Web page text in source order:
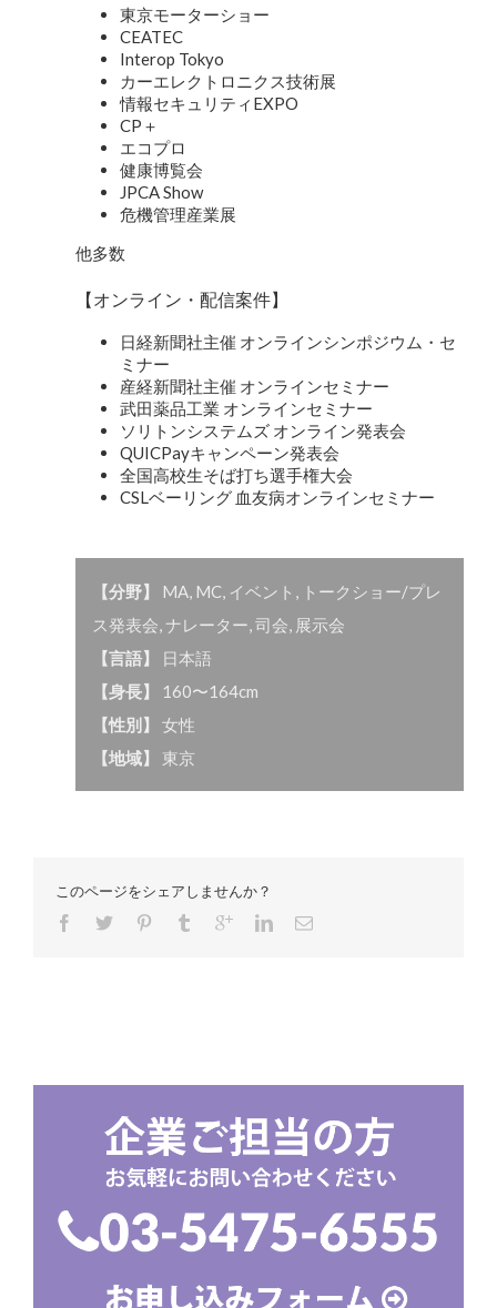
東京モーターショー
CEATEC
Interop Tokyo
カーエレクトロニクス技術展
情報セキュリティEXPO
CP＋
エコプロ
健康博覧会
JPCA Show
危機管理産業展
他多数
【オンライン・配信案件】
日経新聞社主催 オンラインシンポジウム・セ
ミナー
産経新聞社主催 オンラインセミナー
武田薬品工業 オンラインセミナー
ソリトンシステムズ オンライン発表会
QUICPayキャンペーン発表会
全国高校生そば打ち選手権大会
CSLベーリング 血友病オンラインセミナー
【分野】 MA, MC, イベント , トークショー/プレ
ス発表会,ナレーター,司会, 展示会
【言語】
日本語
【身長】
160〜164cm
【性別】 女性
【地域】 東京
このページをシェアしませんか？